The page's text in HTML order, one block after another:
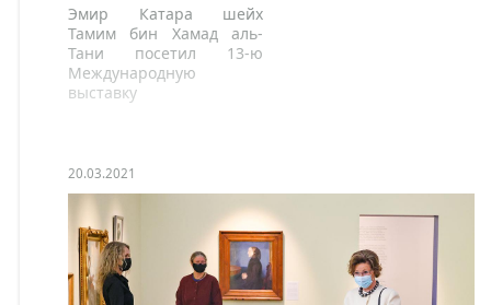
Эмир Катара шейх
Тамим бин Хамад аль-
Тани посетил 13-ю
Международную
выставку
20.03.2021